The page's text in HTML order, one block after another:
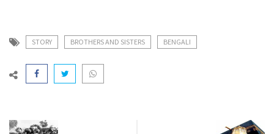
STORY BROTHERS AND SISTERS BENGALI